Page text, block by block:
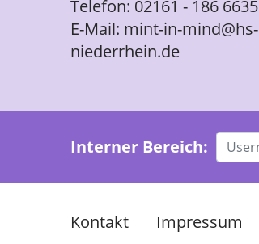
Telefon: 02161 - 186 6635
E-Mail: mint-in-mind@hs-
niederrhein.de
Interner Bereich:
Kontakt Impressum